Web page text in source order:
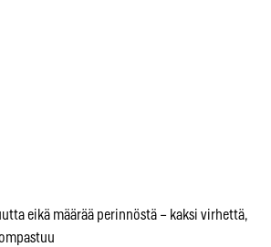
eikä määrää perinnöstä – kaksi virhettä,